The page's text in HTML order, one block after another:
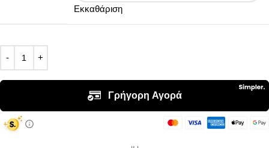
Εκκαθάριση